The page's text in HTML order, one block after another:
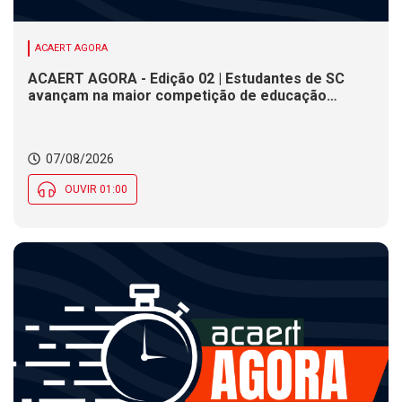
ACAERT AGORA
ACAERT AGORA - Edição 02 | Estudantes de SC
avançam na maior competição de educação
Social nesta sexta (7)
07/08/2026
OUVIR 01:00